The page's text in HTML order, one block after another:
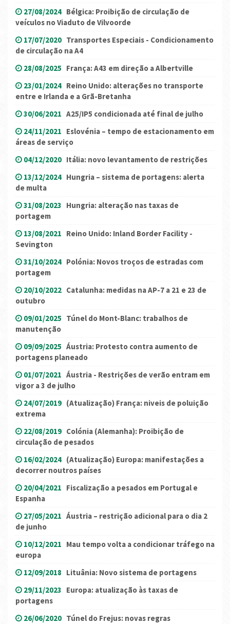
27/08/2024 Bélgica: Proibição de circulação de
veículos no Viaduto de Vilvoorde
17/07/2020 Transportes Especiais - Condicionamento
de circulação na A4
28/08/2025 França: A43 em direção a Albertville
23/01/2024 Reino Unido: alterações no transporte
entre e Irlanda e a Grã-Bretanha
30/06/2021 A25/IP5 condicionada até final de julho
24/11/2021 Eslovénia – tempo de estacionamento em
áreas de serviço
04/12/2020 Itália: novo levantamento de restrições
13/12/2024 Hungria – sistema de portagens: alerta
de multa
31/08/2023 Hungria: alteração nas taxas de
portagem
13/08/2021 Reino Unido: Inland Border Facility -
Sevington
31/10/2024 Polónia: Novos troços de estradas com
portagem
20/10/2022 Catalunha: medidas na AP-7 a 21 e 23 de
outubro
09/01/2025 Túnel do Mont-Blanc: trabalhos de
manutenção
09/09/2025 Áustria: Protesto contra aumento de
portagens planeado
01/07/2021 Áustria - Restrições de verão entram em
vigor a 3 de julho
24/07/2019 (Atualização) França: niveis de poluição
extrema
22/08/2019 Colónia (Alemanha): Proibição de
circulação de pesados
16/02/2024 (Atualização) Europa: manifestações a
decorrer noutros países
20/04/2021 Fiscalização a pesados em Portugal e
Espanha
27/05/2021 Áustria – restrição adicional para o dia 2
de junho
10/12/2021 Mau tempo volta a condicionar tráfego na
europa
12/09/2018 Lituânia: Novo sistema de portagens
29/11/2023 Europa: atualização às taxas de
portagens
26/06/2020 Túnel do Frejus: novas regras